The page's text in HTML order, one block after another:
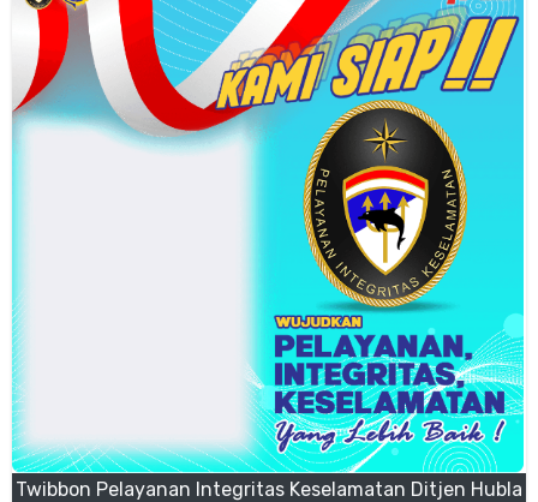
Twibbon Pelayanan Integritas Keselamatan Ditjen Hubla